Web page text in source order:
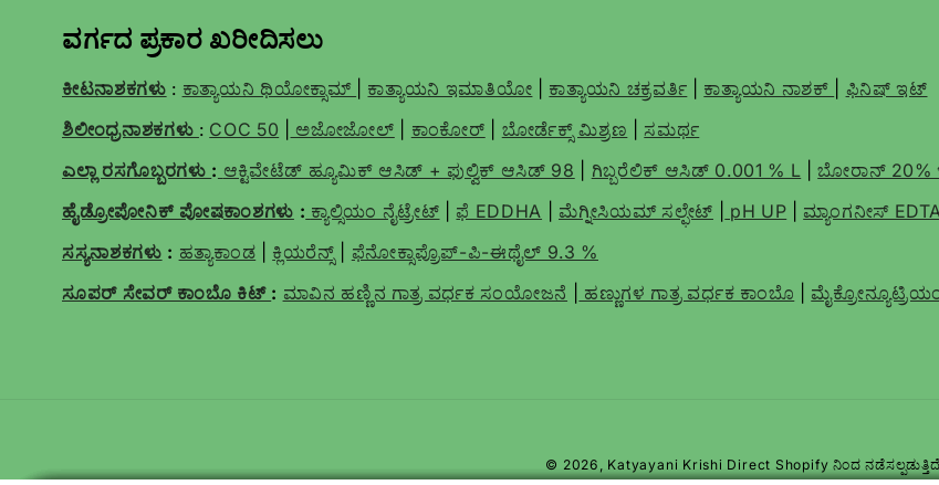
ವರ್ಗದ ಪ್ರಕಾರ ಖರೀದಿಸಲು
ಕೀಟನಾಶಕಗಳು : ಕಾತ್ಯಾಯನಿ ಥಿಯೋಕ್ಸಾಮ್ ಕಾತ್ಯಾಯನಿ ಇಮಾತಿಯೋ ಕಾತ್ಯಾಯನಿ ಚಕ್ರವರ್ತಿ ಕಾತ್ಯಾಯನಿ ನಾಶಕ್
ಫಿನಿಷ್ ಇಟ್
ಶಿಲೀಂಧ್ರನಾಶಕಗಳು : COC 50 ಅಜೋಜೋಲ್ ಕಾಂಕೋರ್ ಬೋರ್ಡೆಕ್ಸ್ ಮಿಶ್ರಣ
ಸಮರ್ಥ
ಎಲ್ಲಾ ರಸಗೊಬ್ಬರಗಳು : ಆಕ್ಟಿವೇಟೆಡ್ ಹ್ಯೂಮಿಕ್ ಆಸಿಡ್ + ಫುಲ್ವಿಕ್ ಆಸಿಡ್ 98 ಗಿಬ್ಬರೆಲಿಕ್ ಆಸಿಡ್ 0.001 % L |ಬೋರಾನ್
ಹೈಡ್ರೋಪೋನಿಕ್ ಪೋಷಕಾಂಶಗಳು : ಕ್ಯಾಲ್ಸಿಯಂ ನೈಟ್ರೇಟ್ ಫೆ EDDHA ಮೆಗ್ನೀಸಿಯಮ್ ಸಲ್ಫೇಟ್ pH UP
ಮ್ಯಾಂಗನೀಸ್
ಸಸ್ಯನಾಶಕಗಳು : ಹತ್ಯಾಕಾಂಡ ಕ್ಲಿಯರೆನ್ಸ್
ಫೆನೋಕ್ಸಾಪ್ರೊಪ್-ಪಿ-ಈಥೈಲ್ 9.3 %
ಸೂಪರ್ ಸೇವರ್ ಕಾಂಬೊ ಕಿಟ್ : ಮಾವಿನ ಹಣ್ಣಿನ ಗಾತ್ರ ವರ್ಧಕ ಸಂಯೋಜನೆ ಹಣ್ಣುಗಳ ಗಾತ್ರ ವರ್ಧಕ ಕಾಂಬೊ
© 2026, Katyayani Krishi Direct Shopify ನಿಂದ ನಡೆಸಲ್ಪಡುತ್ತಿದೆ